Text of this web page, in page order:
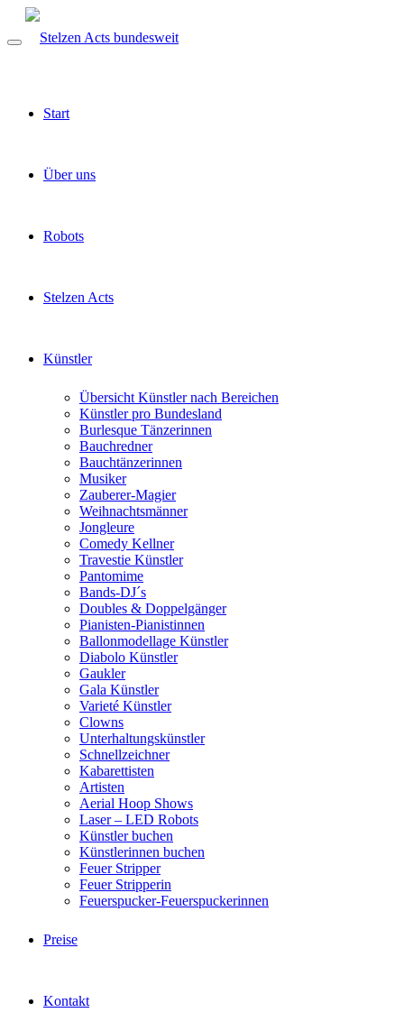
Start
Über uns
Robots
Stelzen Acts
Künstler
Übersicht Künstler nach Bereichen
Künstler pro Bundesland
Burlesque Tänzerinnen
Bauchredner
Bauchtänzerinnen
Musiker
Zauberer-Magier
Weihnachtsmänner
Jongleure
Comedy Kellner
Travestie Künstler
Pantomime
Bands-DJ´s
Doubles & Doppelgänger
Pianisten-Pianistinnen
Ballonmodellage Künstler
Diabolo Künstler
Gaukler
Gala Künstler
Varieté Künstler
Clowns
Unterhaltungskünstler
Schnellzeichner
Kabarettisten
Artisten
Aerial Hoop Shows
Laser – LED Robots
Künstler buchen
Künstlerinnen buchen
Feuer Stripper
Feuer Stripperin
Feuerspucker-Feuerspuckerinnen
Preise
Kontakt